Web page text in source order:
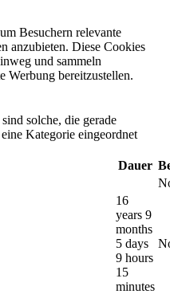
Besuchern relevante
anzubieten. Diese Cookies
und sammeln
Werbung bereitzustellen.
solche, die gerade
Kategorie eingeordnet
Dauer
16
years 9
months
5 days
9 hours
15
minutes